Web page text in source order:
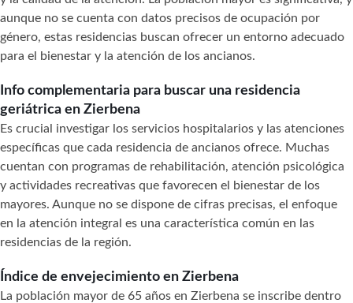
aunque no se cuenta con datos precisos de ocupación por
género, estas residencias buscan ofrecer un entorno adecuado
para el bienestar y la atención de los ancianos.
Info complementaria para buscar una residencia
geriátrica en Zierbena
Es crucial investigar los servicios hospitalarios y las atenciones
específicas que cada residencia de ancianos ofrece. Muchas
cuentan con programas de rehabilitación, atención psicológica
y actividades recreativas que favorecen el bienestar de los
mayores. Aunque no se dispone de cifras precisas, el enfoque
en la atención integral es una característica común en las
residencias de la región.
Índice de envejecimiento en Zierbena
La población mayor de 65 años en Zierbena se inscribe dentro